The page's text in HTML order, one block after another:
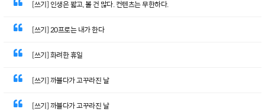
[쓰기] 인생은 짧고, 볼 건 많다. 컨텐츠는 무한하다.
[쓰기] 20프로는 내가 한다
[쓰기] 화려한 휴일
[쓰기] 까불다가 고꾸라진 날
[쓰기] 까불다가 고꾸라진 날